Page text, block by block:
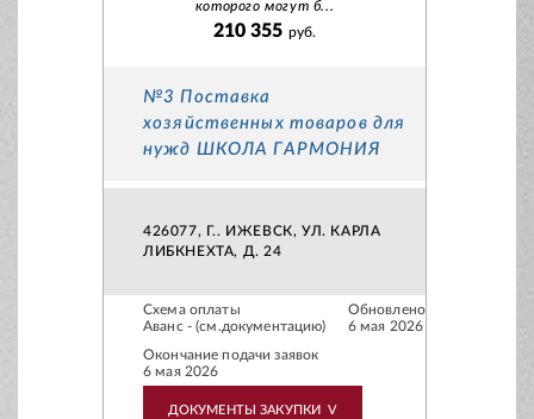
которого могут б...
210 355 руб.
№3 Поставка
хозяйственных товаров для
нужд ШКОЛА ГАРМОНИЯ
426077, Г.. ИЖЕВСК, УЛ. КАРЛА
ЛИБКНЕХТА, Д. 24
Схема оплаты
Аванс - (см.документацию)
Обновлено
6 мая 2026
Окончание подачи заявок
6 мая 2026
ДОКУМЕНТЫ ЗАКУПКИ V